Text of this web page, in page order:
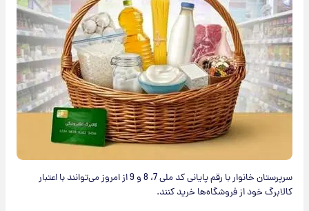
سرپرستان خانوار با رقم پایانی کد ملی 7، 8 و 9 از امروز می‌توانند با اعتبار
کالابرگ خود از فروشگاه‌ها خرید کنند.